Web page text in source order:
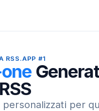
RSS.APP #1
per